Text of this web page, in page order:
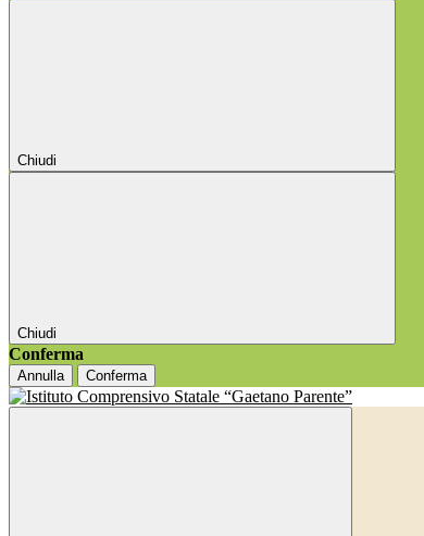
Chiudi
Chiudi
Conferma
Annulla Conferma